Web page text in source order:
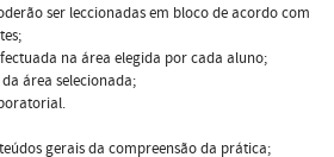
ser leccionadas em bloco de acordo com
na área elegida por cada aluno;
área selecionada;
gerais da compreensão da prática;